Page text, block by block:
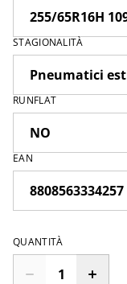
STAGIONALITÀ
RUNFLAT
EAN
QUANTITÀ